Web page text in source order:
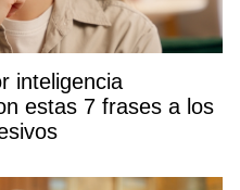
inteligencia
estas 7 frases a los